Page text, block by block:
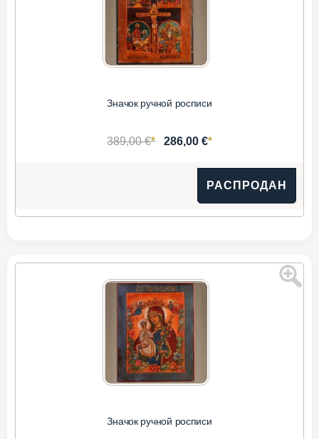
Значок ручной росписи
389,00 €* 286,00 €*
РАСПРОДАН
Значок ручной росписи